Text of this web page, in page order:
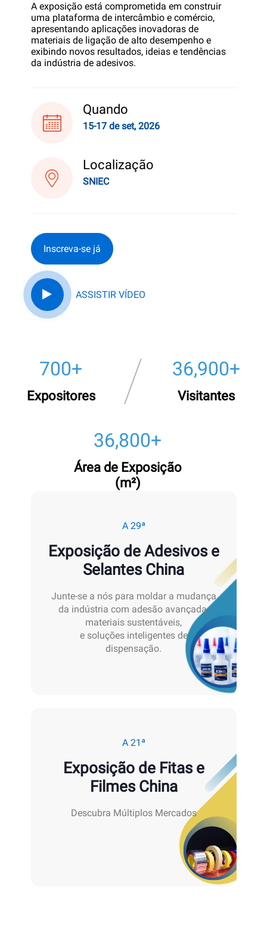
A exposição está comprometida em construir
uma plataforma de intercâmbio e comércio,
apresentando aplicações inovadoras de
materiais de ligação de alto desempenho e
exibindo novos resultados, ideias e tendências
da indústria de adesivos.
Quando
15-17 de set, 2026
Localização
SNIEC
Inscreva-se já
ASSISTIR VÍDEO
700+
Expositores
40,000+
Visitantes
40,000+
Área de Exposição
(m²)
A 29ª
Exposição de Adesivos e
Selantes China
Junte-se a nós para moldar a mudança
da indústria com adesão avançada,
materiais sustentáveis,
e soluções inteligentes de
dispensação.
A 21ª
Exposição de Fitas e
Filmes China
Descubra Múltiplos Mercados